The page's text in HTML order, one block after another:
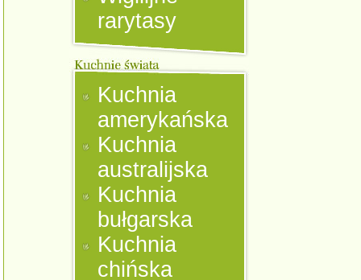
rarytasy
Kuchnia
amerykańska
Kuchnia
australijska
Kuchnia
bułgarska
Kuchnia
chińska